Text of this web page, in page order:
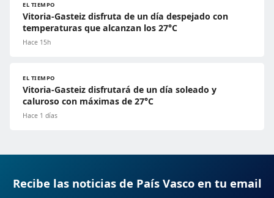
EL TIEMPO
Vitoria-Gasteiz disfruta de un día despejado con
temperaturas que alcanzan los 27°C
Hace 15h
EL TIEMPO
Vitoria-Gasteiz disfrutará de un día soleado y
caluroso con máximas de 27°C
Hace 1 días
Recibe las noticias de País Vasco en tu email